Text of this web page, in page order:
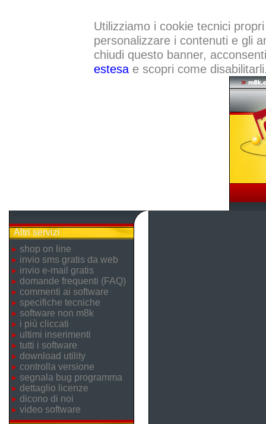
Utilizziamo i cookie tecnici
personalizzare i contenuti e gli
chiudi questo banner,
estesae scopri come
Altri servizi
shop on line
invio sms gratis da web
invio e-mail gratis
domande frequenti (FAQ)
commenti ai software
specifiche tecniche
software non m8k
i più cliccati
ultimi inserimenti
tutti i software
download utility
controlla versione
segnala bug programma
dettaglio licenze
dicono di noi
video software